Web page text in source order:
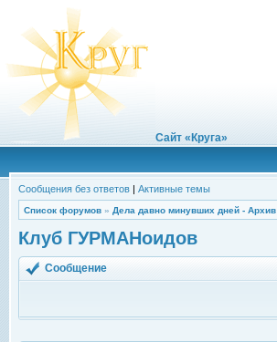
Сайт «Круга»
Сообщения без ответов | Активные темы
Список форумов » Дела давно минувших дней - Архив
Клуб ГУРМАНоидов
Сообщение